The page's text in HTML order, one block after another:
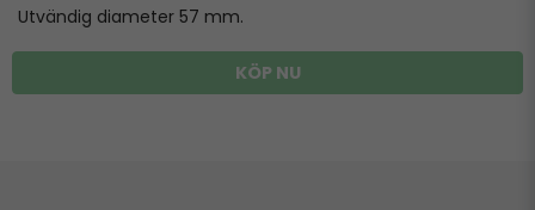
Utvändig diameter 57 mm.
KÖP NU